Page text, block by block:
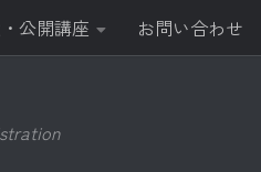
公開講座 お問い合わせ